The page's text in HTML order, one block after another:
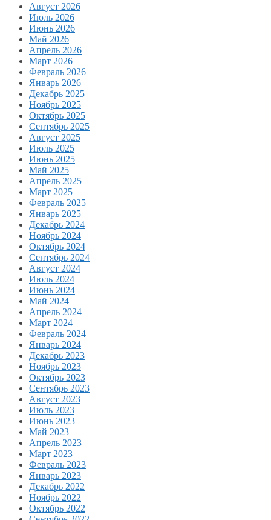
Август 2026
Июль 2026
Июнь 2026
Май 2026
Апрель 2026
Март 2026
Февраль 2026
Январь 2026
Декабрь 2025
Ноябрь 2025
Октябрь 2025
Сентябрь 2025
Август 2025
Июль 2025
Июнь 2025
Май 2025
Апрель 2025
Март 2025
Февраль 2025
Январь 2025
Декабрь 2024
Ноябрь 2024
Октябрь 2024
Сентябрь 2024
Август 2024
Июль 2024
Июнь 2024
Май 2024
Апрель 2024
Март 2024
Февраль 2024
Январь 2024
Декабрь 2023
Ноябрь 2023
Октябрь 2023
Сентябрь 2023
Август 2023
Июль 2023
Июнь 2023
Май 2023
Апрель 2023
Март 2023
Февраль 2023
Январь 2023
Декабрь 2022
Ноябрь 2022
Октябрь 2022